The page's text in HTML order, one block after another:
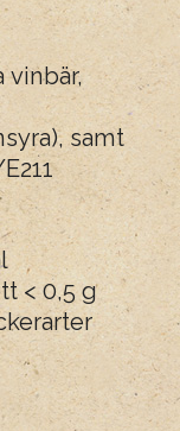
vinbär,
samt
< 0,5 g